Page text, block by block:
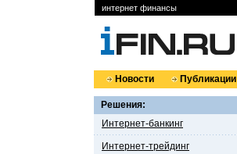
интернет финансы
Новости Публикации
Решения:
Интернет-банкинг
Интернет-трейдинг